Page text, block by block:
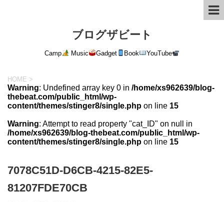
ブログザビート
Camp Music Gadget Book YouTube
HOME >
Warning: Undefined array key 0 in /home/xs962639/blog-
thebeat.com/public_html/wp-
content/themes/stinger8/single.php on line 15
Warning: Attempt to read property "cat_ID" on null in
/home/xs962639/blog-thebeat.com/public_html/wp-
content/themes/stinger8/single.php on line 15
7078C51D-D6CB-4215-82E5-
81207FDE70CB